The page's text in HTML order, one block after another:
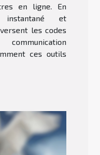
en ligne. En
instantané et
les codes
ces outils